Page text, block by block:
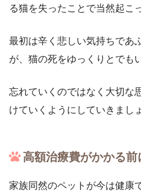
る猫を失ったことで当然起こ
最初は辛く悲しい気持ちであ
が、猫の死をゆっくりとでも
忘れていくのではなく大切な
けていくようにしていきまし
高額治療費がかかる前
家族同然のペットが今は健康